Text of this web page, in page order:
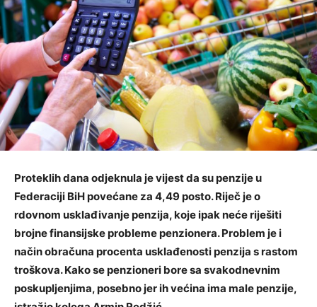
Proteklih dana odjeknula je vijest da su penzije u
Federaciji BiH povećane za 4,49 posto. Riječ je o
rdovnom usklađivanje penzija, koje ipak neće riješiti
brojne finansijske probleme penzionera. Problem je i
način obračuna procenta usklađenosti penzija s rastom
troškova. Kako se penzioneri bore sa svakodnevnim
poskupljenjima, posebno jer ih većina ima male penzije,